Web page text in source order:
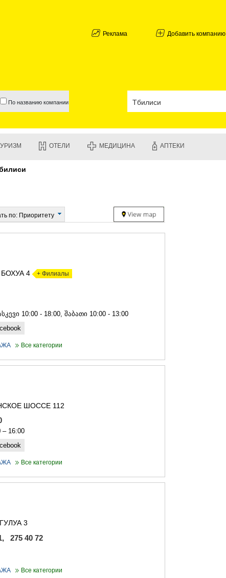
Реклама Добавить компанию
По названию компании
АДЖАРИЯ
ЧАКВИ
ЛАНЧХУТИ
ЧОХАТАУРИ
ТЕРДЖОЛА
САМТРЕДИА
САЧХЕРЕ
САГАРЕДЖО
РАЧА-ЛЕЧХУМИ/НИЖНЯЯ
ОТЕЛИ МЕДИЦИНА АПТЕКИ
по: Приоритету
4 + Филиалы
10:00 - 18:00, შაბათი 10:00 - 13:00
Все категории
ШОССЕ 112
16:00
Все категории
ГУЛУА 3
275 40 72
Все категории